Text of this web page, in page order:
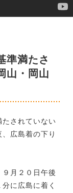
準満たさ
山・岡山
されていない
広島着の下り
９月２０日午後
に広島に着く